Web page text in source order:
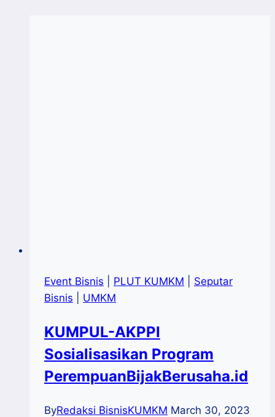
Event Bisnis PLUT KUMKM
Seputar
Bisnis
UMKM
KUMPUL-AKPPI
Sosialisasikan Program
PerempuanBijakBerusaha.id
ByRedaksi BisnisKUMKM March 30, 2023